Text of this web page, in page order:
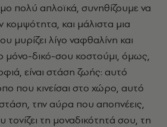
πολύ απλοϊκά, συνηθίζουμε να
κομψότητα, και μάλιστα μια
μυρίζει λίγο ναφθαλίνη και
μόνο-δικό-σου κοστούμι, όμως,
είναι στάση ζωής: αυτό
που κινείσαι στο χώρο, αυτό
την αύρα που αποπνέεις,
τονίζει τη μοναδικότητά σου, τη